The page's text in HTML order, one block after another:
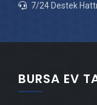
Osmangazi
7/24 Destek
BURSA EV